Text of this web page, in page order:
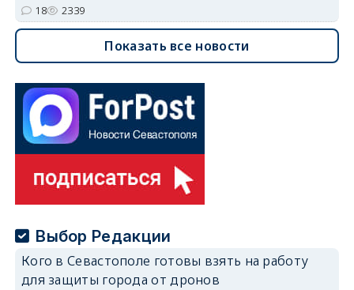
18 2339
Показать все новости
Выбор Редакции
Кого в Севастополе готовы взять на работу
для защиты города от дронов